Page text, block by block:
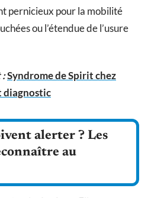
pernicieux pour la mobilité
ou l’étendue de l’usure
:Syndrome de Spirit chez
diagnostic
alerter ? Les
au